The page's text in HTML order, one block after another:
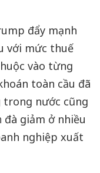
đẩy mạnh
với mức thuế
vào từng
toàn cầu đã
trong nước cũng
giảm ở nhiều
nghiệp xuất